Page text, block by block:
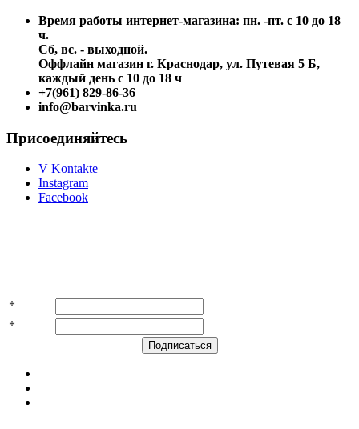
Время работы интернет-магазина: пн. -пт. с 10 до 18
ч.
Сб, вс. - выходной.
Оффлайн магазин г. Краснодар, ул. Путевая 5 Б,
каждый день с 10 до 18 ч
+7(961) 829-86-36
info@barvinka.ru
Присоединяйтесь
V Kontakte
Instagram
Facebook
*
*